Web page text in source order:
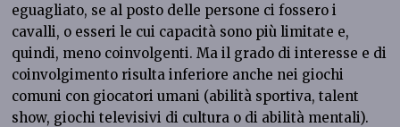
eguagliato, se al posto delle persone ci fossero i
cavalli, o esseri le cui capacità sono più limitate e,
quindi, meno coinvolgenti. Ma il grado di interesse e di
coinvolgimento risulta inferiore anche nei giochi
comuni con giocatori umani (abilità sportiva, talent
show, giochi televisivi di cultura o di abilità mentali).